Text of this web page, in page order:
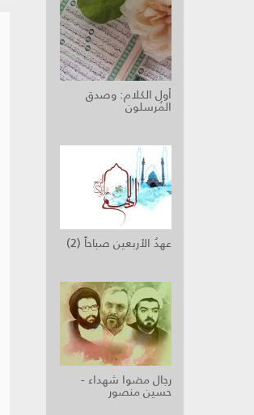
أول الكلام: وصدق
المُرسلون
عهدُ الأربعين صباحاً (2)
رجال مضوا شهداء -
حسين منصور